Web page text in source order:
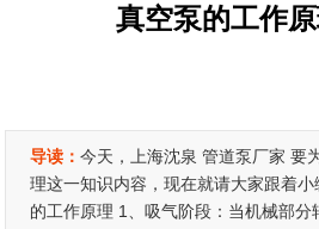
真空泵的工作
导读：今天，上海沈泉 管道泵厂家 要
理这一知识内容，现在就请大家跟着
的工作原理 1、吸气阶段：当机械部